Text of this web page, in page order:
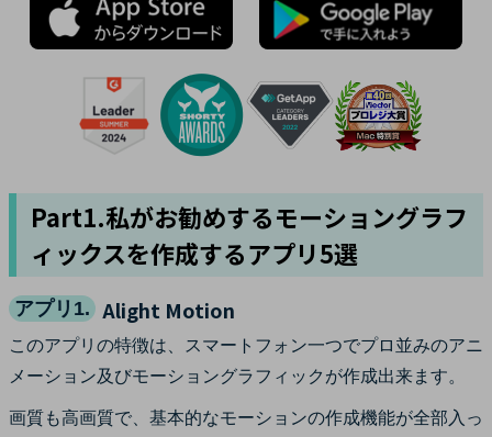
Part1.私がお勧めするモーショングラフ
ィックスを作成するアプリ5選
アプリ1. Alight Motion
このアプリの特徴は、スマートフォン一つでプロ並みのアニ
メーション及びモーショングラフィックが作成出来ます。
画質も高画質で、基本的なモーションの作成機能が全部入っ